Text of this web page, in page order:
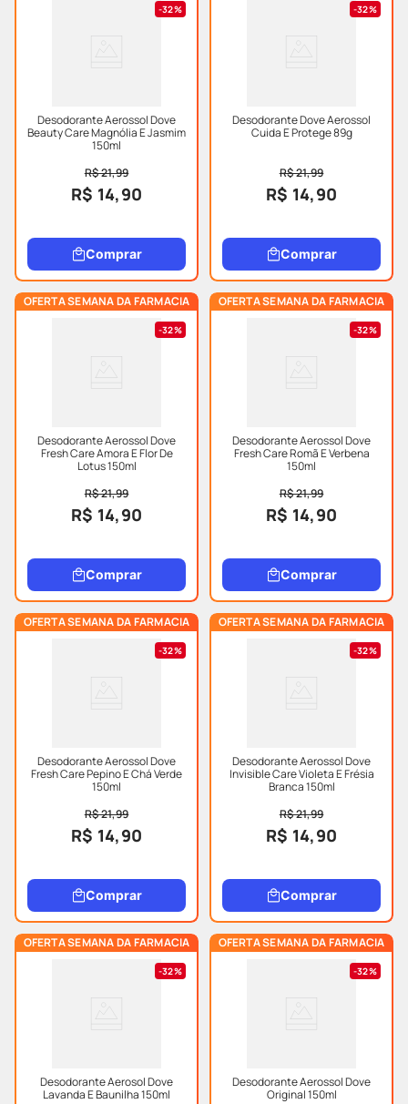
32%
Desodorante Aerossol Dove
Beauty Care Magnólia E Jasmim
150ml
R$ 21,99
R$ 14,90
Comprar
32%
Desodorante Dove Aerossol
Cuida E Protege 89g
R$ 21,99
R$ 14,90
Comprar
OFERTA SEMANA DA FARMACIA
32%
Desodorante Aerossol Dove
Fresh Care Amora E Flor De
Lotus 150ml
R$ 21,99
R$ 14,90
Comprar
OFERTA SEMANA DA FARMACIA
32%
Desodorante Aerossol Dove
Fresh Care Romã E Verbena
150ml
R$ 21,99
R$ 14,90
Comprar
OFERTA SEMANA DA FARMACIA
32%
Desodorante Aerossol Dove
Fresh Care Pepino E Chá Verde
150ml
R$ 21,99
R$ 14,90
Comprar
OFERTA SEMANA DA FARMACIA
32%
Desodorante Aerossol Dove
Invisible Care Violeta E Frésia
Branca 150ml
R$ 21,99
R$ 14,90
Comprar
OFERTA SEMANA DA FARMACIA
32%
Desodorante Aerosol Dove
Lavanda E Baunilha 150ml
OFERTA SEMANA DA FARMACIA
32%
Desodorante Aerossol Dove
Original 150ml